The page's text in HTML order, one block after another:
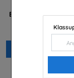
Betald praktik
Beställ